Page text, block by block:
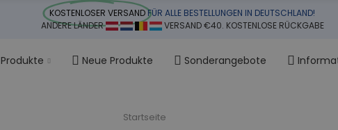
KOSTENLOSER VERSANDFÜR ALLE BESTELLUNGEN IN DEUTSCHLAND!
ANDERE LÄNDER
VERSAND €40. KOSTENLOSE RÜCKGABE
Produkte Neue Produkte Sonderangebote
Startseite